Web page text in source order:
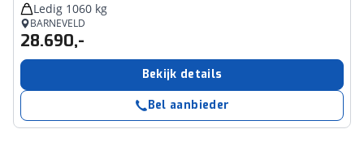
Ledig 1060 kg
BARNEVELD
28.690,-
Bekijk details
Bel aanbieder